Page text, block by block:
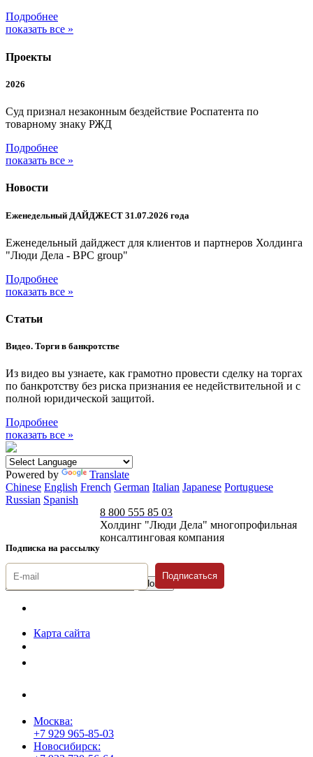
Подробнее
показать все »
Проекты
2026
Суд признал незаконным бездействие Роспатента по
товарному знаку РЖД
Подробнее
показать все »
Новости
Еженедельный ДАЙДЖЕСТ 31.07.2026 года
Еженедельный дайджест для клиентов и партнеров Холдинга
"Люди Дела - BPC group"
Подробнее
показать все »
Статьи
Видео. Торги в банкротстве
Из видео вы узнаете, как грамотно провести сделку на торгах
по банкротству без риска признания ее недействительной и с
полной юридической защитой.
Подробнее
показать все »
Powered by
Translate
Chinese English French German Italian Japanese Portuguese
Russian Spanish
Подписка на рассылку
8 800 555 85 03
Холдинг "Люди Дела" многопрофильная
консалтинговая компания
Подписаться
Карта сайта
Москва:
+7 929 965-85-03
Новосибирск: